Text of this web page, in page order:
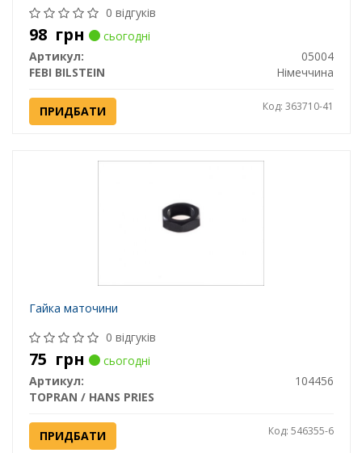
0 відгуків
98 грн
сьогодні
Артикул:
05004
FEBI BILSTEIN
Німеччина
ПРИДБАТИ Код: 363710-41
Гайка маточини
0 відгуків
75 грн
сьогодні
Артикул:
104456
TOPRAN / HANS PRIES
ПРИДБАТИ Код: 546355-6